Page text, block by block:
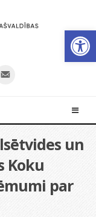
un
Koku
par